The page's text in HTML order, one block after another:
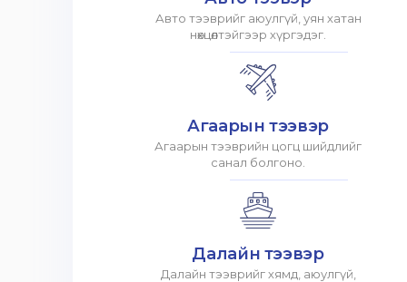
Авто тээврийг аюулгүй, уян хатан
нөхцөлтэйгээр хүргэдэг.
Агаарын тээвэр
Агаарын тээврийн цогц шийдлийг
санал болгоно.
Далайн тээвэр
Далайн тээврийг хямд, аюулгүй,